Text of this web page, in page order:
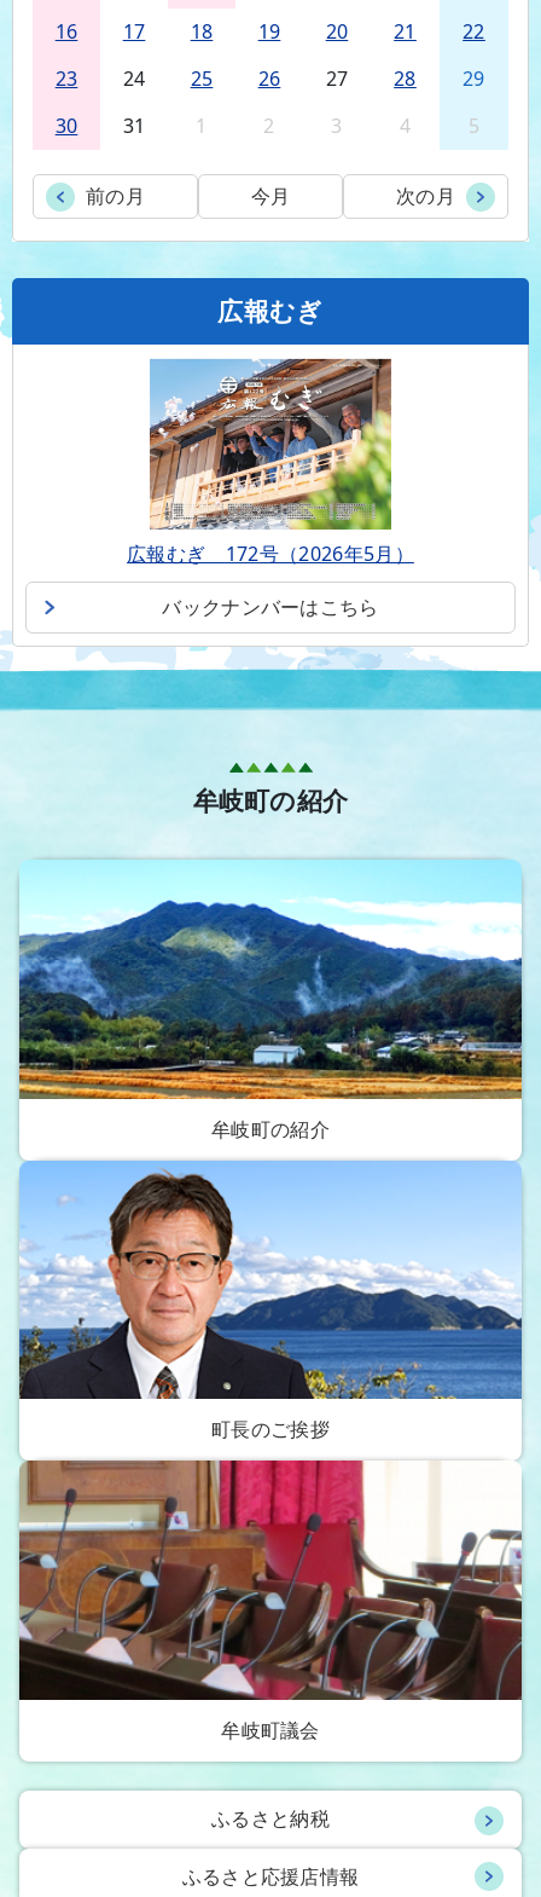
16 17 18 19 20 21
22
23
24 25 26 27 28
29
30
31 1 2 3 4 5
前の月 今月 次の月
広報むぎ
広報むぎ 172号（2026年5月）
バックナンバーはこちら
牟岐町の紹介
牟岐町の紹介
町長のご挨拶
牟岐町議会
ふるさと納税
ふるさと応援店情報